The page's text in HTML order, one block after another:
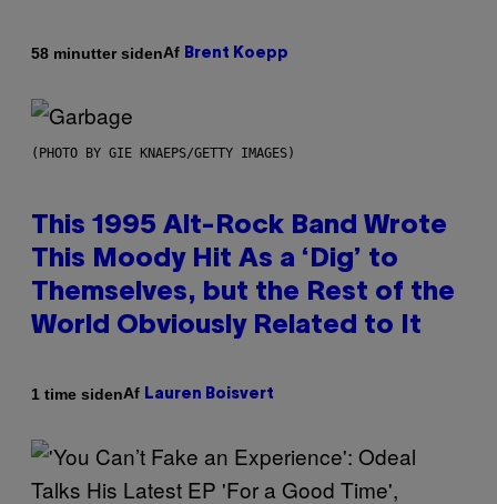
58 minutter sidenAf Brent Koepp
(PHOTO BY GIE KNAEPS/GETTY IMAGES)
This 1995 Alt-Rock Band Wrote
This Moody Hit As a ‘Dig’ to
Themselves, but the Rest of the
World Obviously Related to It
1 time sidenAf Lauren Boisvert